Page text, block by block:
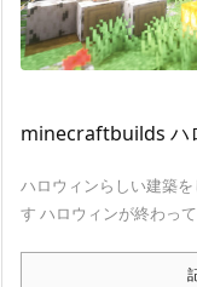
minecraftbuilds ハ
ハロウィンらしい建築
す ハロウィンが終わっ